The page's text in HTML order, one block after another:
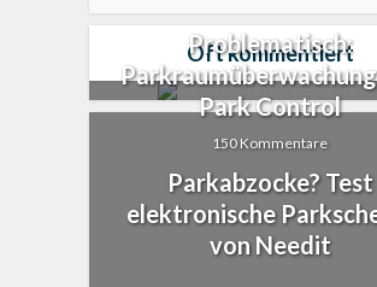
Oft kommentiert
Problematisch:
Park Control
150 Kommentare
Parkabzocke? Test
elektronische
von Needit